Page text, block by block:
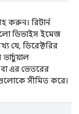
করুন। রিটার্ন
ডিভাইস ইমেজ
যে, ডিরেক্টরির
এর ভেতরের
সীমিত করে।